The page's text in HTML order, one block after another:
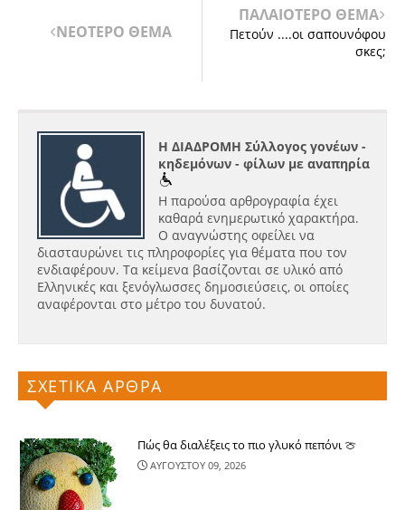
ΝΕΟΤΕΡΟ ΘΕΜΑ
ΠΑΛΑΙΟΤΕΡΟ ΘΕΜΑ
Πετούν ....οι σαπουνόφου​
σκες;
Η ΔΙΑΔΡΟΜΗ Σύλλογος γονέων -
κηδεμόνων - φίλων με αναπηρία
Η παρούσα αρθρογραφία έχει
καθαρά ενημερωτικό χαρακτήρα.
Ο αναγνώστης οφείλει να
διασταυρώνει τις πληροφορίες για θέματα που τον
ενδιαφέρουν. Τα κείμενα βασίζονται σε υλικό από
Ελληνικές και ξενόγλωσσες δημοσιεύσεις, οι οποίες
αναφέρονται στο μέτρο του δυνατού.
ΣΧΕΤΙΚΑ ΑΡΘΡΑ
Πώς θα διαλέξεις το πιο γλυκό πεπόνι 🍈
ΑΥΓΟΥΣΤΟΥ 09, 2026